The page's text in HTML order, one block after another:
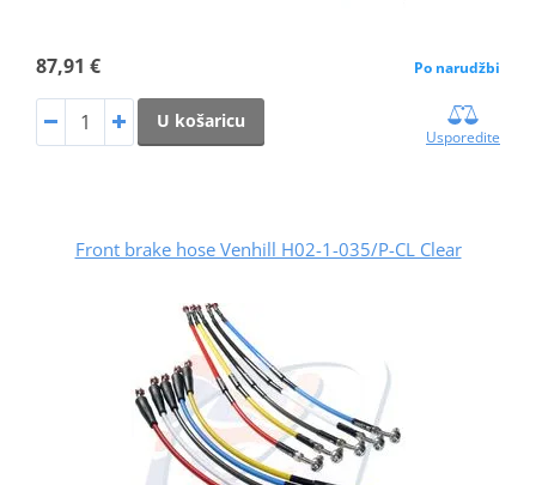
87,91 € Po narudžbi
U košaricu
Usporedite
Front brake hose Venhill H02-1-035/P-CL Clear